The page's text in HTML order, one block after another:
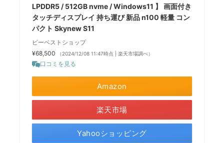
LPDDR5 / 512GB nvme / Windows11 】 画面付き
タッチディスプレイ 持ち運び 新品 n100 軽量 コン
パクト Skynew S11
ビーベストショップ
¥68,500
（2024/12/08 11:47時点 | 楽天市場調べ）
口コミを見る
Amazon
楽天市場
Yahooショッピング